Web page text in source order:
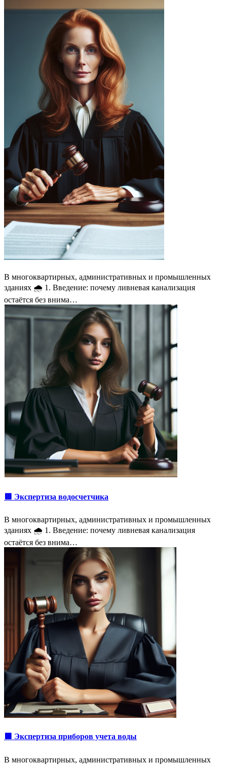
В многоквартирных, административных и промышленных
зданиях 🌧 1. Введение: почему ливневая канализация
остаётся без внима…
🟥 Экспертиза водосчетчика
В многоквартирных, административных и промышленных
зданиях 🌧 1. Введение: почему ливневая канализация
остаётся без внима…
🟩 Экспертиза приборов учета воды
В многоквартирных, административных и промышленных